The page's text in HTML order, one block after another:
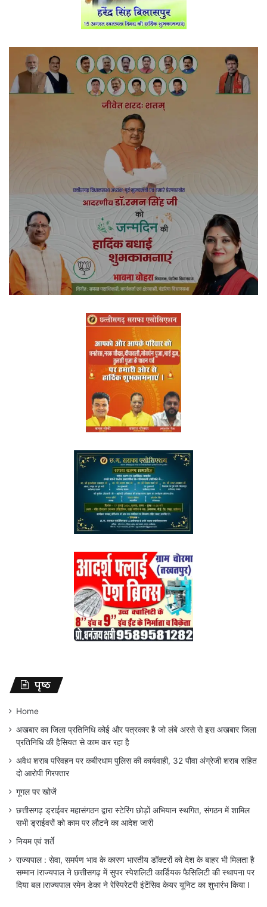
पृष्ठ
Home
अखबार का जिला प्रतिनिधि कोई और पत्रकार है जो लंबे अरसे से इस अखबार जिला
प्रतिनिधि की हैसियत से काम कर रहा है
अवैध शराब परिवहन पर कबीरधाम पुलिस की कार्यवाही, 32 पौवा अंग्रेजी शराब सहित
दो आरोपी गिरफ्तार
गूगल पर खोजें
छत्तीसगढ़ ड्राईवर महासंगठन द्वारा स्टेरिंग छोड़ों अभियान स्थगित, संगठन में शामिल
सभी ड्राईवरों को काम पर लौटने का आदेश जारी
नियम एवं शर्ते
राज्यपाल : सेवा, समर्पण भाव के कारण भारतीय डॉक्टरों को देश के बाहर भी मिलता है
सम्मान lराज्यपाल ने छत्तीसगढ़ में सुपर स्पेशलिटी कार्डियक फैसिलिटी की स्थापना पर
दिया बल lराज्यपाल रमेन डेका ने रेस्पिरेटरी इंटेंसिव केयर यूनिट का शुभारंभ किया l